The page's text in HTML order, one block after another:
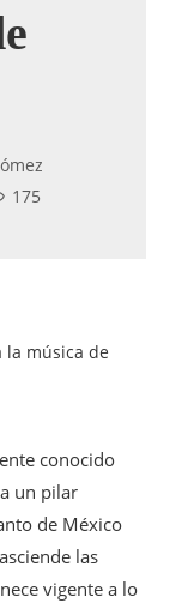
175
la música de
conocido
un pilar
de México
las
vigente a lo